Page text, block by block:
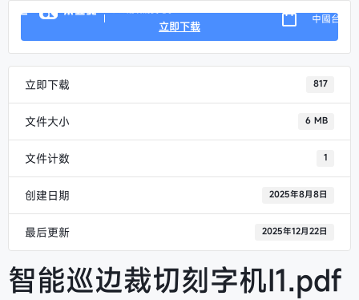
中國台灣
立即下载
立即下载 817
文件大小 6 MB
文件计数 1
创建日期 2025年8月8日
最后更新 2025年12月22日
智能巡边裁切刻字机I1.pdf